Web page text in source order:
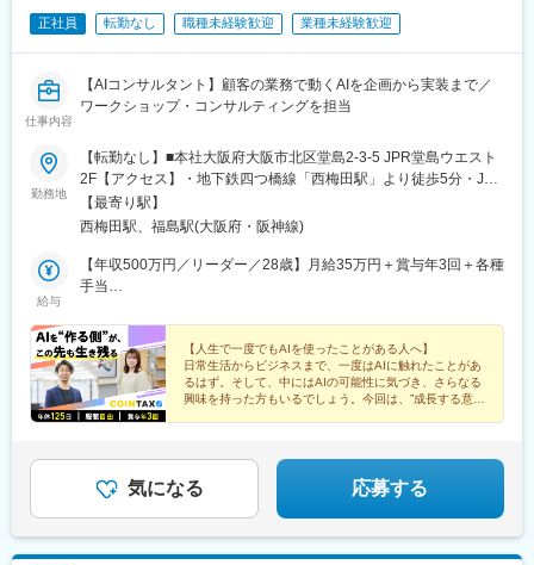
正社員 転勤なし 職種未経験歓迎 業種未経験歓迎
仕事内容
【AIコンサルタント】顧客の業務で動くAIを企画から実装まで／
ワークショップ・コンサルティングを担当
勤務地
【転勤なし】■本社大阪府大阪市北区堂島2-3-5 JPR堂島ウエスト
2F【アクセス】・地下鉄四つ橋線「西梅田駅」より徒歩5分・JR
線「北新地駅」より徒歩5分・JR線「大阪駅」より徒歩9分・阪急
線「大阪梅田駅」より徒歩15分・地下鉄御堂筋線「梅田駅」より
【最寄り駅】
西梅田駅、福島駅(大阪府・阪神線)
給与
【年収500万円／リーダー／28歳】月給35万円＋賞与年3回＋各種
手当
当
【人生で一度でもAIを使ったことがある人へ】
日常生活からビジネスまで、一度はAIに触れたことがあ
るはず。そして、中にはAIの可能性に気づき、さらなる
興味を持った方もいるでしょう。今回は、”成長する意
気になる 応募する